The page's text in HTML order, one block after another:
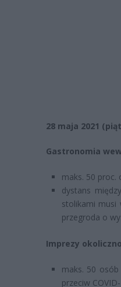
28 maja 2021
Gastronomia
maks. 50 proc.
dystans
stolikami musi
przegroda o
Imprezy
maks. 50 osób
przeciw